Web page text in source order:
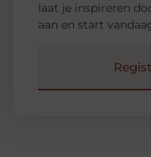
laat je inspireren
aan en start